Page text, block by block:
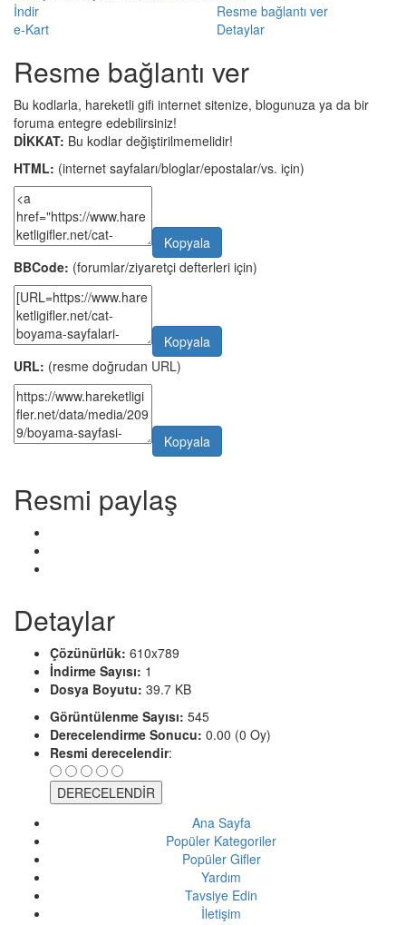
İndir
Resme bağlantı ver
e-Kart
Detaylar
Resme bağlantı ver
Bu kodlarla, hareketli gifi internet sitenize, blogunuza ya da bir
foruma entegre edebilirsiniz!
DİKKAT: Bu kodlar değiştirilmemelidir!
HTML: (internet sayfaları/bloglar/epostalar/vs. için)
Kopyala
BBCode: (forumlar/ziyaretçi defterleri için)
Kopyala
URL: (resme doğrudan URL)
Kopyala
Resmi paylaş
Detaylar
Çözünürlük: 610x789
İndirme Sayısı: 1
Dosya Boyutu: 39.7 KB
Görüntülenme Sayısı: 545
Derecelendirme Sonucu: 0.00 (0 Oy)
Resmi derecelendir:
Ana Sayfa
Popüler Kategoriler
Popüler Gifler
Yardım
Tavsiye Edin
İletişim